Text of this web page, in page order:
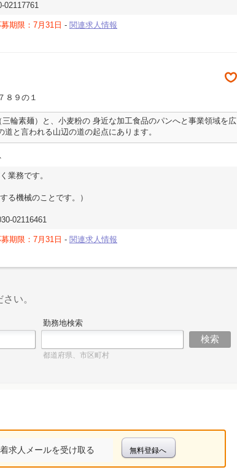
02117761
募期限：7月31日 - 関連求人情報
８９の１
輪素麺）と、小麦粉の 身近な加工食品のパンへと事業領域を広
と言われる山辺の道の起点にあります。
業務です。
る機械のことです。）
02116461
募期限：7月31日 - 関連求人情報
い。
勤務地検索
都道府県、市区町村
求人メールを受け取る